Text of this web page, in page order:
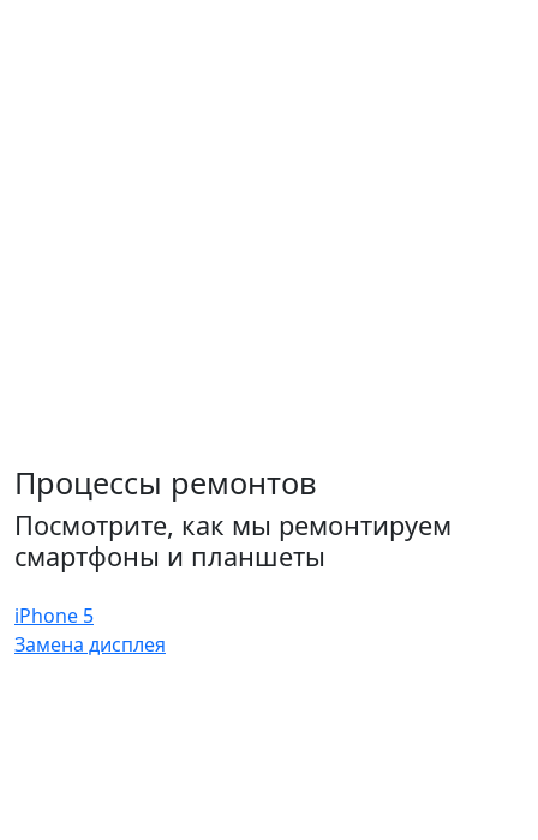
Процессы ремонтов
Посмотрите, как мы ремонтируем
смартфоны и планшеты
iPhone 5
Замена дисплея